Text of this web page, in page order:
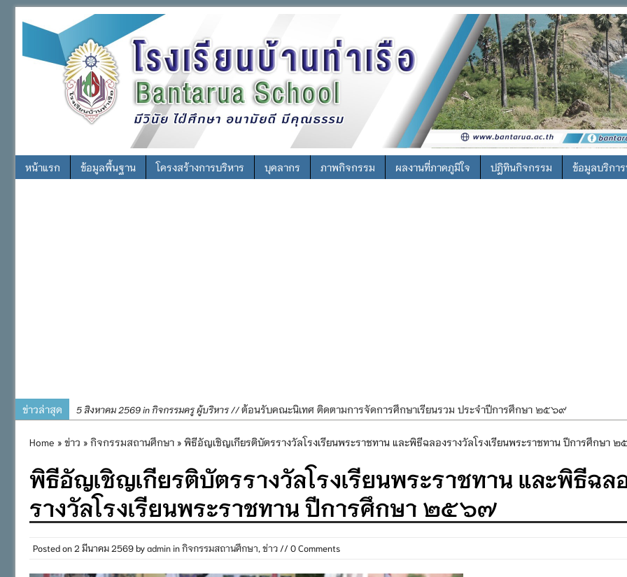
หน้าแรก ข้อมูลพื้นฐาน โครงสร้างการบริหาร บุคลากร ภาพกิจกรรม ผลงานที่ภาคภูมิใจ ปฎิทินกิจกรรม ข้อมูลบริกา
ข่าวล่าสุด 5 สิงหาคม 2569 in กิจกรรมครู ผู้บริหาร //ต้อนรับคณะนิเทศ ติดตามการจัดการศึกษาเรียนรวม ประจำปีการศึกษา ๒๕๖๙
31 กรกฎาคม 2569 in กิจกรรมครู ผู้บริหาร //
๒๕๖๙
31 กรกฎาคม 2569 in กิจกรรมนักเรียน // กิจกรรมถวายเทียนพรรษา สืบสานพระพุทธศาสนา เนื่องในวันอาสาฬหบูชาและวันเข้าพรรษา
31 กรกฎาคม 2569 in กิจกรรมนักเรียน // กิจกรรม SAFETY FOR KIDS เสริมสร้างวินัยและความปลอดภัยในการใช้รถใช้ถนน
Home » ข่าว » กิจกรรมสถานศึกษา » พิธีอัญเชิญเกียรติบัตรรางวัลโรงเรียนพระราชทาน และพิธีฉลองรางวัลโรงเรียนพระราชทาน ปีการศึกษา
พิธีอัญเชิญเกียรติบัตรรางวัลโรงเรียนพระราชทาน และพิธีฉล
รางวัลโรงเรียนพระราชทาน ปีการศึกษา ๒๕๖๗
Posted on2 มีนาคม 2569byadmininกิจกรรมสถานศึกษา, ข่าว // 0 Comments